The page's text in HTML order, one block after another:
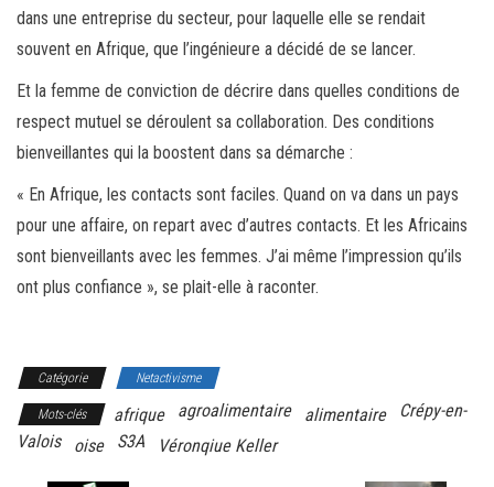
dans une entreprise du secteur, pour laquelle elle se rendait
souvent en Afrique, que l’ingénieure a décidé de se lancer.
Et la femme de conviction de décrire dans quelles conditions de
respect mutuel se déroulent sa collaboration. Des conditions
bienveillantes qui la boostent dans sa démarche :
« En Afrique, les contacts sont faciles. Quand on va dans un pays
pour une affaire, on repart avec d’autres contacts. Et les Africains
sont bienveillants avec les femmes. J’ai même l’impression qu’ils
ont plus confiance », se plait-elle à raconter.
Catégorie Netactivisme
Mots-clés afrique agroalimentaire alimentaire
Crépy-en-
Valois
oise S3A Véronqiue Keller